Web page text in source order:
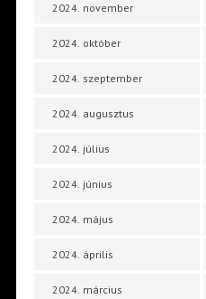
2024. november
2024. október
2024. szeptember
2024. augusztus
2024. július
2024. június
2024. május
2024. április
2024. március